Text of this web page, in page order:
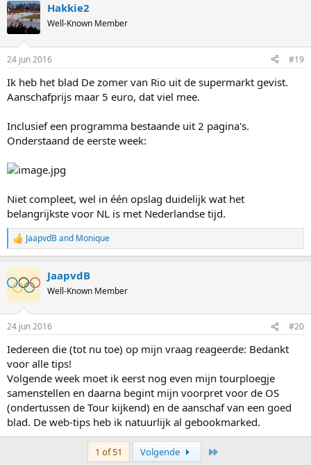
c
t
i
s
Hakkie2
Well-Known Member
24 jun 2016 #19
Ik heb het blad De zomer van Rio uit de supermarkt gevist.
Aanschafprijs maar 5 euro, dat viel mee.
Inclusief een programma bestaande uit 2 pagina's.
Onderstaand de eerste week:
Niet compleet, wel in één opslag duidelijk wat het
belangrijkste voor NL is met Nederlandse tijd.
R
e
c
t
s
JaapvdBand Monique
JaapvdB
Well-Known Member
24 jun 2016 #20
Iedereen die (tot nu toe) op mijn vraag reageerde: Bedankt
voor alle tips!
Volgende week moet ik eerst nog even mijn tourploegje
samenstellen en daarna begint mijn voorpret voor de OS
(ondertussen de Tour kijkend) en de aanschaf van een goed
blad. De web-tips heb ik natuurlijk al gebookmarked.
1 of 51 Volgende